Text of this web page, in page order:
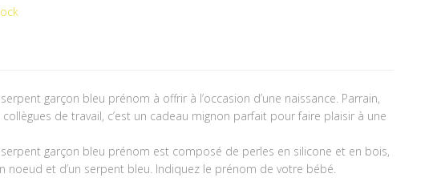
garçon bleu prénom à offrir à l’occasion d’une naissance. Parrain,
de travail, c’est un cadeau mignon parfait pour faire plaisir à une
garçon bleu prénom est composé de perles en silicone et en bois,
noeud et d’un serpent bleu. Indiquez le prénom de votre bébé.